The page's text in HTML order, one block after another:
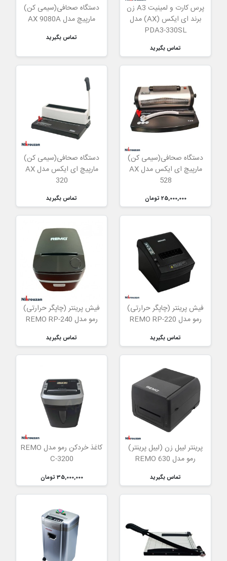
پرس کارت و لمینیت A3 زن
برند ای ایکس (AX) مدل
PDA3-330SL
تماس بگیرید
دستگاه صحافی(سیمی کن)
مارپیچ مدل AX 9080A
تماس بگیرید
دستگاه صحافی(سیمی کن)
مارپیچ ای ایکس مدل AX
528
25,000,000 تومان
دستگاه صحافی(سیمی کن)
مارپیچ ای ایکس مدل AX
320
تماس بگیرید
فیش پرینتر (چاپگر حرارتی)
رمو مدل 220-REMO RP
تماس بگیرید
فیش پرینتر (چاپگر حرارتی)
رمو مدل 240-REMO RP
تماس بگیرید
پرینتر لیبل زن (لیبل پرینتر)
رمو مدل 630 REMO
تماس بگیرید
کاغذ خردکن رمو مدل REMO
C-3200
35,000,000 تومان